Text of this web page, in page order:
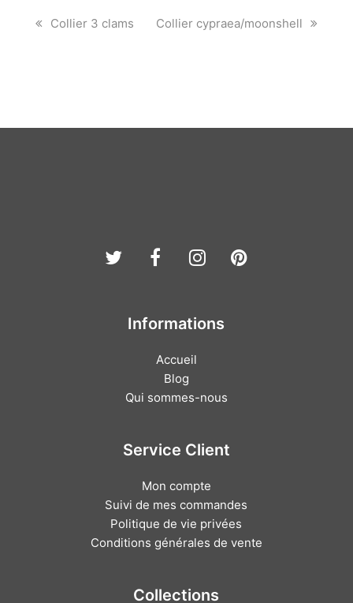
previous
Collier 3 clams
next
Collier cypraea/moonshell
TwitterFacebook
Instagram
Pinterest
Informations
Accueil
Blog
Qui sommes-nous
Service Client
Mon compte
Suivi de mes commandes
Politique de vie privées
Conditions générales de vente
Collections